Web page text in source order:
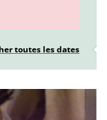
toutes les dates